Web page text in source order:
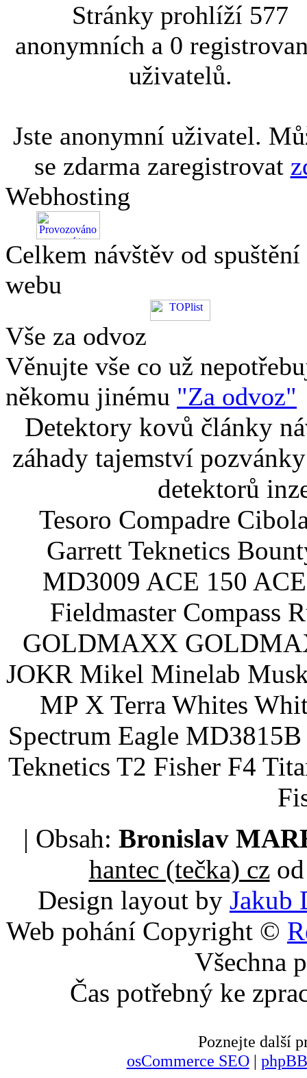
Stránky prohlíží 577
anonymních a 0
uživatelů.
Jste anonymní uživatel.
se zdarma zaregistrovat
Webhosting
Celkem návštěv od spuštění
webu
Vše za odvoz
Věnujte vše co už
někomu jinému "Za odvoz"
Detektory kovů články
záhady tajemství
detektorů
Tesoro Compadre
Garrett Teknetics
MD3009 ACE 150
Fieldmaster Compass
GOLDMAXX
JOKR Mikel Minelab
MP X Terra Whites
Spectrum Eagle
Teknetics T2 Fisher F4
| Obsah: Bronislav
hantec (tečka) czod
Design layout by Jakub
Web pohání Copyright ©
Všechna
Čas potřebný ke
Poznejte další
osCommerce SEO|